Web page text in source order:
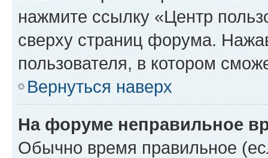
нажмите ссылку «Центр
сверху страниц форума.
пользователя, в котором
Вернуться наверх
На форуме неправильное
Обычно время правильное